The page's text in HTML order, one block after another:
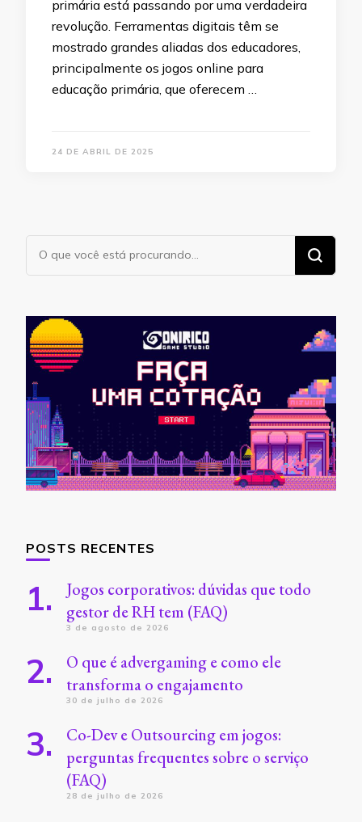
primária está passando por uma verdadeira
revolução. Ferramentas digitais têm se
mostrado grandes aliadas dos educadores,
principalmente os jogos online para
educação primária, que oferecem …
24 DE ABRIL DE 2025
Procurando
POSTS RECENTES
Jogos corporativos: dúvidas que todo
gestor de RH tem (FAQ)
3 de agosto de 2026
O que é advergaming e como ele
transforma o engajamento
30 de julho de 2026
Co-Dev e Outsourcing em jogos:
perguntas frequentes sobre o serviço
(FAQ)
28 de julho de 2026